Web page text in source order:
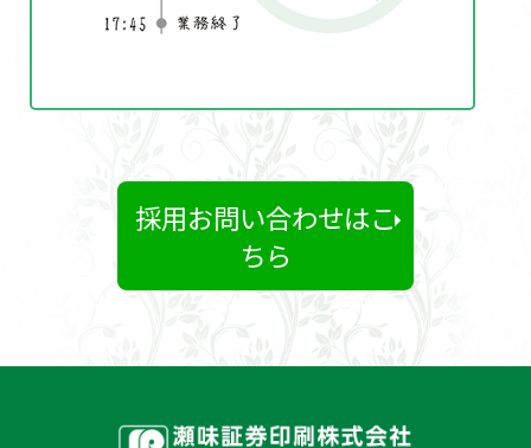
採用お問い合わせはこ
ちら